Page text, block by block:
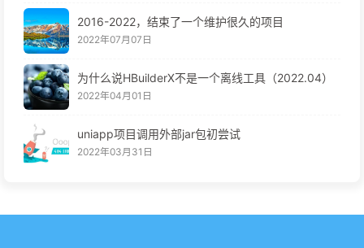
2016-2022，结束了一个维护很久的项目
2022年07月07日
为什么说HBuilderX不是一个离线工具（2022.04）
2022年04月01日
uniapp项目调用外部jar包初尝试
2022年03月31日